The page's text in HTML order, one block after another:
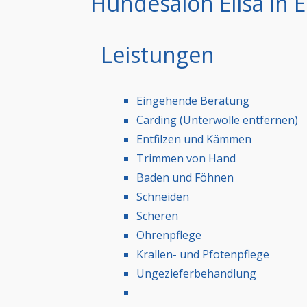
Leistungen
Eingehende Beratung
Carding (Unterwolle entfernen)
Entfilzen und Kämmen
Trimmen von Hand
Baden und Föhnen
Schneiden
Scheren
Ohrenpflege
Krallen- und Pfotenpflege
Ungezieferbehandlung